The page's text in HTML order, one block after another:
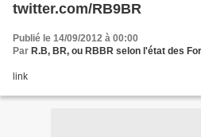
twitter.com/RB9BR
Publié le 14/09/2012 à 00:00
Par R.B, BR, ou RBBR selon l'état des
link